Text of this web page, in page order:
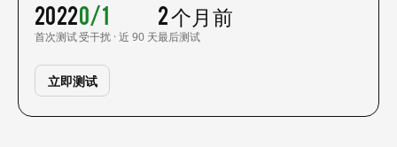
2022
首次测试
0/1
受干扰 · 近 90 天
2 个月前
最后测试
立即测试